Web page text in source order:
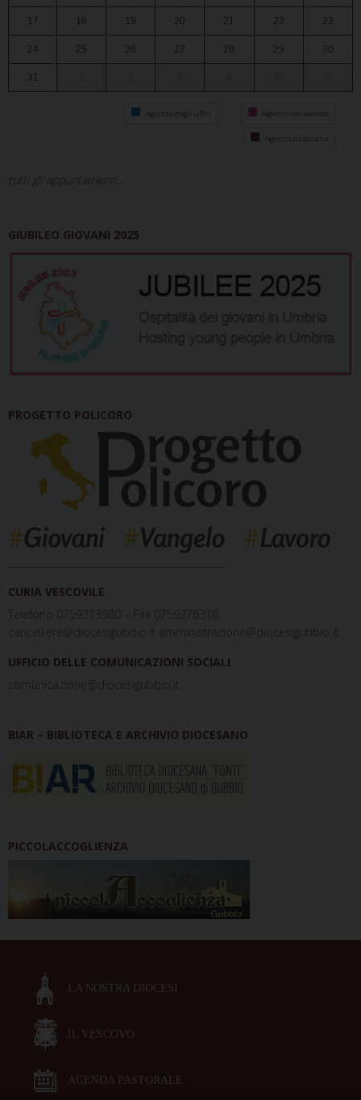
17 18 19 20 21 22 23
24 25 26 27 28 29 30
31
Agenda degli uffici Agenda del vescovo
Agenda diocesana
tutti gli appuntamenti...
GIUBILEO GIOVANI 2025
PROGETTO POLICORO
CURIA VESCOVILE
Telefono 0759273980 – Fax 0759276316
cancelliere@diocesigubbio.it amministrazione@diocesigubbio.it
UFFICIO DELLE COMUNICAZIONI SOCIALI
comunicazione@diocesigubbio.it
BIAR – BIBLIOTECA E ARCHIVIO DIOCESANO
PICCOLACCOGLIENZA
LA NOSTRA DIOCESI
IL VESCOVO
AGENDA PASTORALE